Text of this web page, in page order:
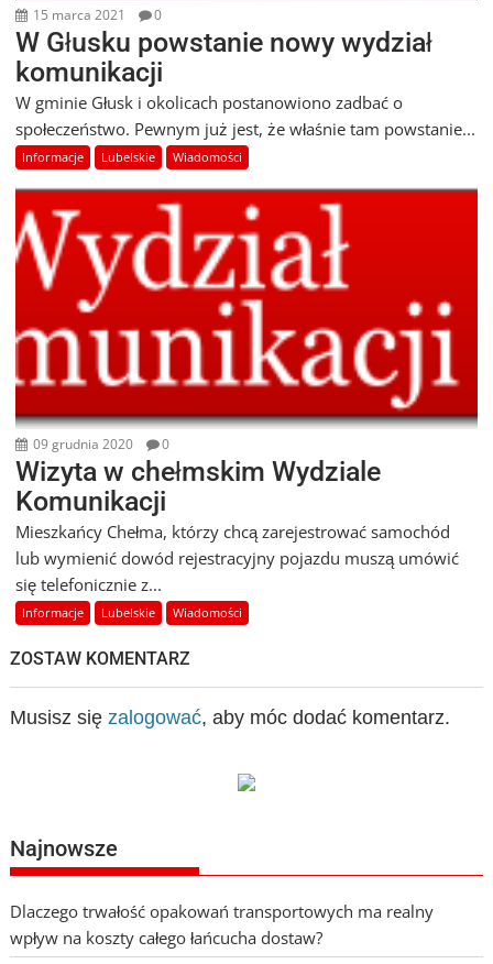
15 marca 2021 0
W Głusku powstanie nowy wydział
komunikacji
W gminie Głusk i okolicach postanowiono zadbać o
społeczeństwo. Pewnym już jest, że właśnie tam powstanie...
Informacje Lubelskie Wiadomości
09 grudnia 2020 0
Wizyta w chełmskim Wydziale
Komunikacji
Mieszkańcy Chełma, którzy chcą zarejestrować samochód
lub wymienić dowód rejestracyjny pojazdu muszą umówić
się telefonicznie z...
Informacje Lubelskie Wiadomości
ZOSTAW KOMENTARZ
Musisz się zalogować, aby móc dodać komentarz.
Najnowsze
Dlaczego trwałość opakowań transportowych ma realny
wpływ na koszty całego łańcucha dostaw?